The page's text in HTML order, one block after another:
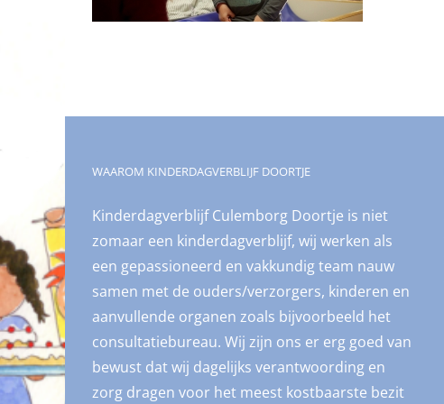
WAAROM KINDERDAGVERBLIJF DOORTJE
Kinderdagverblijf Culemborg Doortje is niet
zomaar een kinderdagverblijf, wij werken als
een gepassioneerd en vakkundig team nauw
samen met de ouders/verzorgers, kinderen en
aanvullende organen zoals bijvoorbeeld het
consultatiebureau. Wij zijn ons er erg goed van
bewust dat wij dagelijks verantwoording en
zorg dragen voor het meest kostbaarste bezit